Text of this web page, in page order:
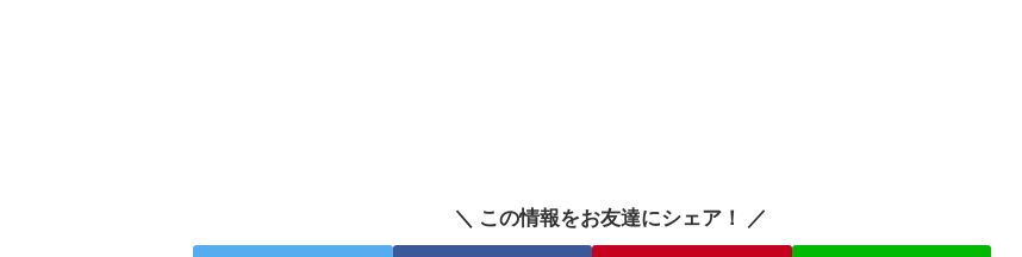
＼ この情報をお友達にシェア！ ／